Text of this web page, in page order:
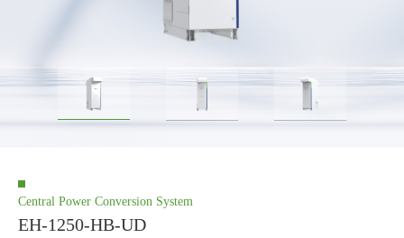
Central Power Conversion System
EH-1250-HB-UD